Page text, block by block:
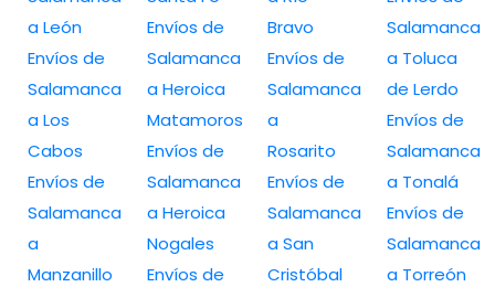
a León
Envíos de
Salamanca
a Los
Cabos
Envíos de
Salamanca
a
Manzanillo
Envíos de
Salamanca
a Heroica
Matamoros
Envíos de
Salamanca
a Heroica
Nogales
Envíos de
Bravo
Envíos de
Salamanca
a
Rosarito
Envíos de
Salamanca
a San
Cristóbal
Salamanca
a Toluca
de Lerdo
Envíos de
Salamanca
a Tonalá
Envíos de
Salamanca
a Torreón